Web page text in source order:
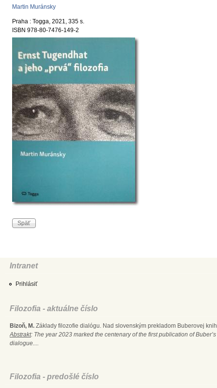
Martin Muránsky
Praha : Togga, 2021, 335 s.
ISBN 978-80-7476-149-2
Intranet
Prihlásiť
Filozofia - aktuálne číslo
Bizoň, M. Základy filozofie dialógu. Nad slovenským prekladom Buberovej
Abstrakt: The year 2023 marked the centenary of the first publication of
dialogue....
Filozofia - predošlé číslo